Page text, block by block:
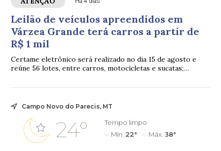
Leilão de veículos apreendidos em
Várzea Grande terá carros a partir de
R$ 1 mil
Certame eletrônico será realizado no dia 15 de agosto e
reúne 56 lotes, entre carros, motocicletas e sucatas;
Campo Novo do Parecis, MT
24°
Tempo limpo
Mín. 22° Máx. 38°